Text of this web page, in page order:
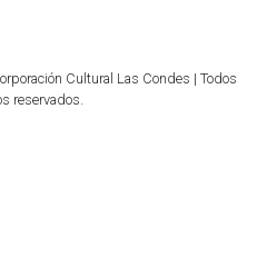
Cultural Las Condes | Todos
reservados.